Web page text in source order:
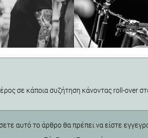
σε κάποια συζήτηση κάνοντας roll-over
αυτό το άρθρο θα πρέπει να είστε